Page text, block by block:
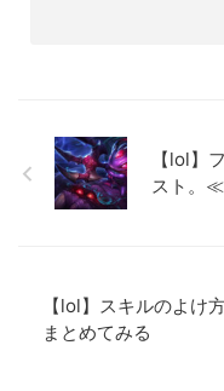
【lol】
スト。
【lol】スキルのよけ
まとめてみる